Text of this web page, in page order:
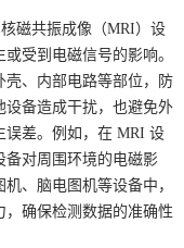
磁共振成像（MRI）设
受到电磁信号的影响。
壳、内部电路等部位，防
设备造成干扰，也避免外
误差。例如，在 MRI 设
备对周围环境的电磁影
、脑电图机等设备中，
确保检测数据的准确性